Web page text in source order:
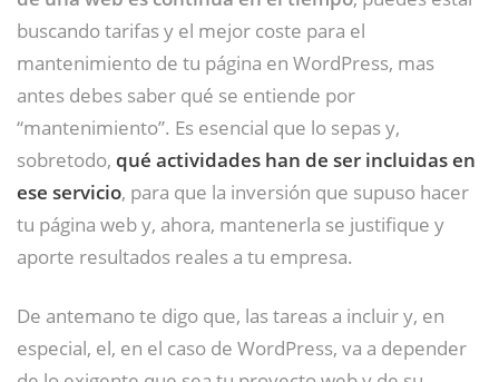
buscando tarifas y el mejor coste para el
mantenimiento de tu página en WordPress, mas
antes debes saber qué se entiende por
“mantenimiento”. Es esencial que lo sepas y,
sobretodo, qué actividades han de ser incluidas en
ese servicio, para que la inversión que supuso hacer
tu página web y, ahora, mantenerla se justifique y
aporte resultados reales a tu empresa.
De antemano te digo que, las tareas a incluir y, en
especial, el, en el caso de WordPress, va a depender